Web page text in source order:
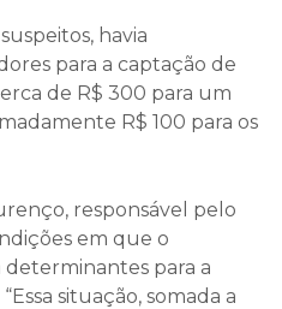
havia
para a captação de
de R$ 300 para um
R$ 100 para os
responsável pelo
em que o
para a
situação, somada a